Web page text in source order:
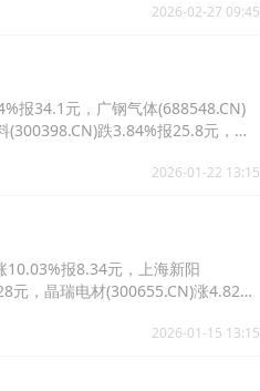
2026-02-27 09:45
报34.1元，广钢气体(688548.CN)
跌3.84%报25.8元，强
2026-01-22 13:15
10.03%报8.34元，上海新阳
元，晶瑞电材(300655.CN)涨4.82%
2026-01-15 13:15